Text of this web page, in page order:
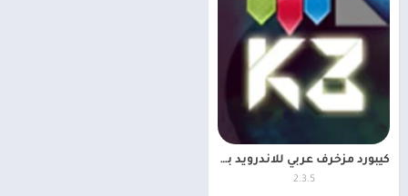
كيبورد مزخرف عربي للاندرويد برابط مباشر apk المزخرف الاحترافي
2.3.5